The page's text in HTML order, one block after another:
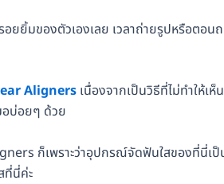
อยยิ้มของตัวเองเลย เวลาถ่ายรูปหรือตอ
Aligners เนื่องจากเป็นวิธีที่ไม่ทำให้เ
อบ่อยๆ ด้วย
ก็เพราะว่าอุปกรณ์จัดฟันใสของที่นี่เป็
ที่นี่ค่ะ